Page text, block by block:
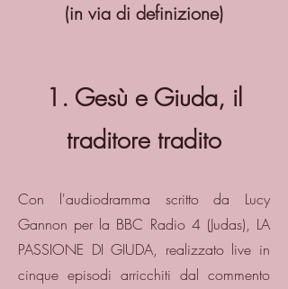
(in via di definizione)
1. Gesù e Giuda, il
traditore tradito
Con l'audiodramma scritto da Lucy
Gannon per la BBC Radio 4 (Judas), LA
PASSIONE DI GIUDA, realizzato live in
cinque episodi arricchiti dal commento